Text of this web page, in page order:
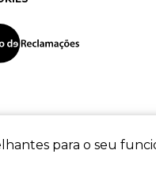
para o seu